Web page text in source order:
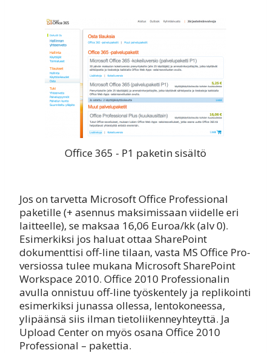
Office 365 - P1 paketin sisältö
Jos on tarvetta Microsoft Office Professional
paketille (+ asennus maksimissaan viidelle eri
laitteelle), se maksaa 16,06 Euroa/kk (alv 0).
Esimerkiksi jos haluat ottaa SharePoint
dokumenttisi off-line tilaan, vasta MS Office Pro-
versiossa tulee mukana Microsoft SharePoint
Workspace 2010. Office 2010 Professionalin
avulla onnistuu off-line työskentely ja replikointi
esimerkiksi junassa ollessa, lentokoneessa,
ylipäänsä siis ilman tietoliikenneyhteyttä. Ja
Upload Center on myös osana Office 2010
Professional – pakettia.